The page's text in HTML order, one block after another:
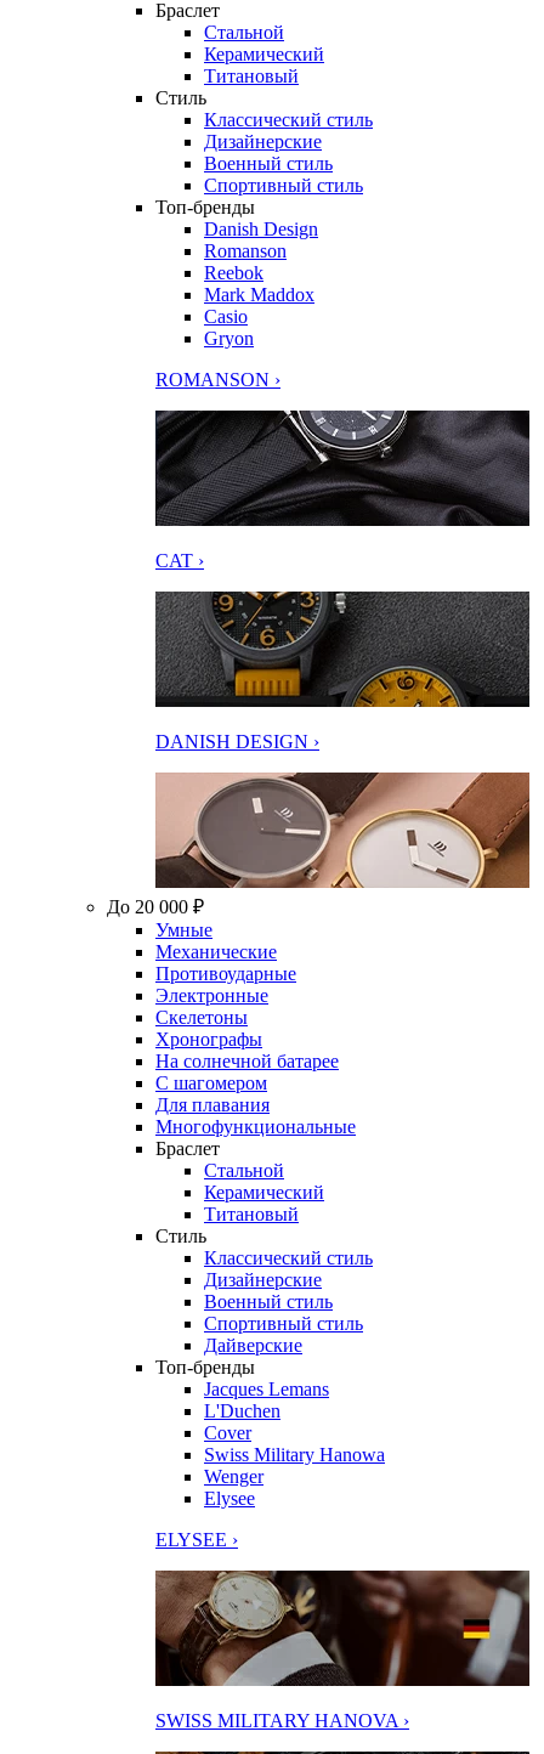
Браслет
Стальной
Керамический
Титановый
Стиль
Классический стиль
Дизайнерские
Военный стиль
Спортивный стиль
Топ-бренды
Danish Design
Romanson
Reebok
Mark Maddox
Casio
Gryon
ROMANSON ›
CAT ›
DANISH DESIGN ›
До 20 000 ₽
Умные
Механические
Противоударные
Электронные
Скелетоны
Хронографы
На солнечной батарее
С шагомером
Для плавания
Многофункциональные
Браслет
Стальной
Керамический
Титановый
Стиль
Классический стиль
Дизайнерские
Военный стиль
Спортивный стиль
Дайверские
Топ-бренды
Jacques Lemans
L'Duchen
Cover
Swiss Military Hanowa
Wenger
Elysee
ELYSEE ›
SWISS MILITARY HANOVA ›